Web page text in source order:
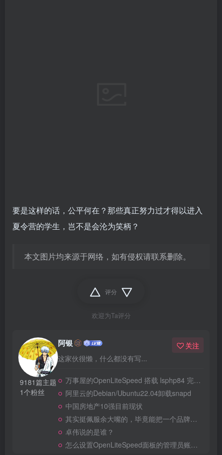
要是这样的话，公平何在？那些真正努力过才得以进入
夏令营的学生，岂不是会沦为笑柄？
本文图片均来源于网络，如有侵权请联系删除。
评分
欢迎为Ta评分
9181篇主题
1个粉丝
阿银
这家伙很懒，什么都没有写...
关注
万事屋的OpenLiteSpeed 搭载 lsphp84 完整安装 Composer
阿里云的Debian/Ubuntu22.04卸载snapd
中国房地产10强目前现状
其实挺佩服余大嘴的，毕竟能把一个品牌做到全民嘲笑恶搞，真的不容易
卓伟说的是谁？
怎么设置OpenLiteSpeed面板的管理员账号和密码？